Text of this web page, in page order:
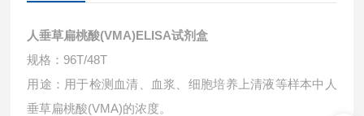
人垂草扁桃酸(VMA)ELISA试剂盒
规格：96T/48T
用途：用于检测血清、血浆、细胞培养上清液等样本中 人
垂草扁桃酸(VMA)的浓度。